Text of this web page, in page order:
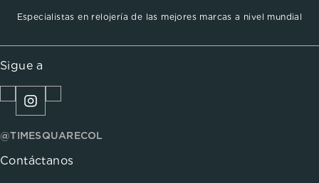
Especialistas en relojería de las mejores marcas a nivel mundial
Sigue a
@TIMESQUARECOL
Contáctanos